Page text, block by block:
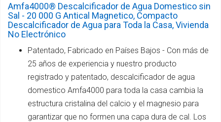
Amfa4000® Descalcificador de Agua Domestico sin
Sal - 20 000 G Antical Magnetico, Compacto
Descalcificador de Agua para Toda la Casa, Vivienda
No Electrónico
Patentado, Fabricado en Países Bajos - Con más de
25 años de experiencia y nuestro producto
registrado y patentado, descalcificador de agua
domestico Amfa4000 para toda la casa cambia la
estructura cristalina del calcio y el magnesio para
garantizar que no formen una capa dura de cal. Los